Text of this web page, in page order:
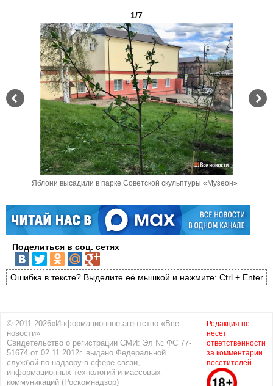
1/7
Яблони высадили в парке Советской скульптуры «Музеон»
Поделиться в соц. сетях
Ошибка в тексте? Выделите её мышкой и нажмите: Ctrl + Enter
© 2011-2026«Информационное агентство «Все
новости»
Свидетельство о регистрации СМИ: Эл № ФС 77-
51674 от 02.11.2012г. выдано Федеральной
службой по надзору в сфере связи,
информационных технологий и массовых
коммуникаций (Роскомнадзор)
Редакция не
несет
ответственности
за комментарии
посетителей